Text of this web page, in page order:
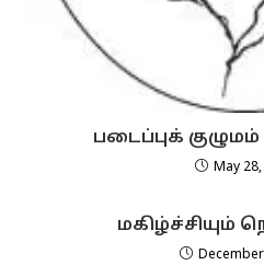
படைப்புக்
May
மகிழ்ச்சியும்